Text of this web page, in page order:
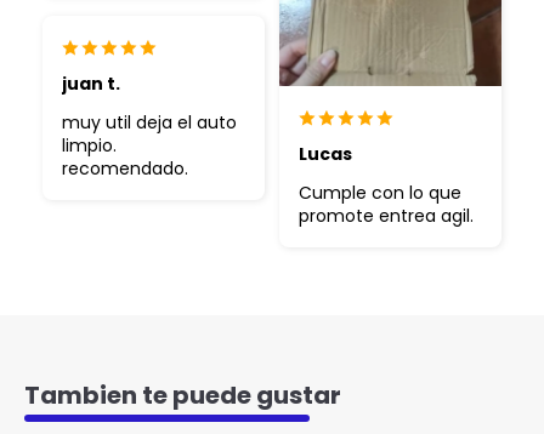
Lucas
Cumple con lo que
promote entrea agil.
juan t.
muy util deja el auto
limpio.
recomendado.
Tambien te puede gustar